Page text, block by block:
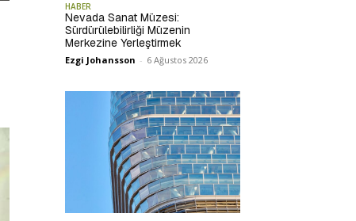
HABER
Nevada Sanat Müzesi:
Sürdürülebilirliği Müzenin
Merkezine Yerleştirmek
Ezgi Johansson - 6 Ağustos 2026